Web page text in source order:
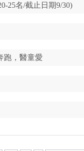
25名/截止日期9/30)
跑，醫童愛